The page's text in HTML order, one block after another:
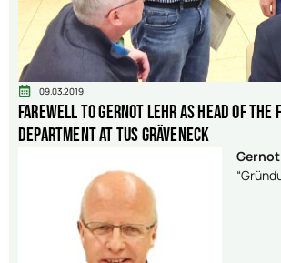
09.03.2019
Farewell to Gernot Lehr as head of
department at TuS Gräveneck